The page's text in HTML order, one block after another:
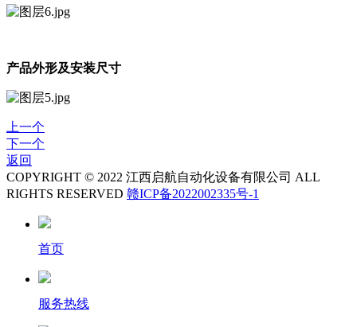
产品外形及安装尺寸
上一个
下一个
返回
COPYRIGHT © 2022 江西启航自动化设备有限公司 ALL
RIGHTS RESERVED 赣ICP备2022002335号-1
首页
服务热线